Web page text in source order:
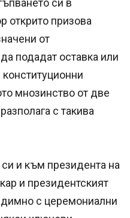
си в
открито призова
от
подадат оставка или
мнозинство от две
с такива
и към президента на
и президентският
с церемониални